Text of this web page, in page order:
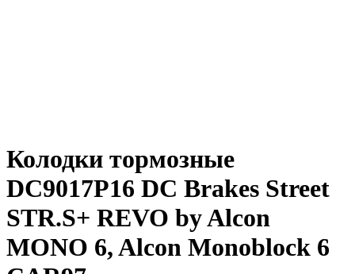
Колодки тормозные
DC9017P16 DC Brakes Street
STR.S+ REVO by Alcon
MONO 6, Alcon Monoblock 6